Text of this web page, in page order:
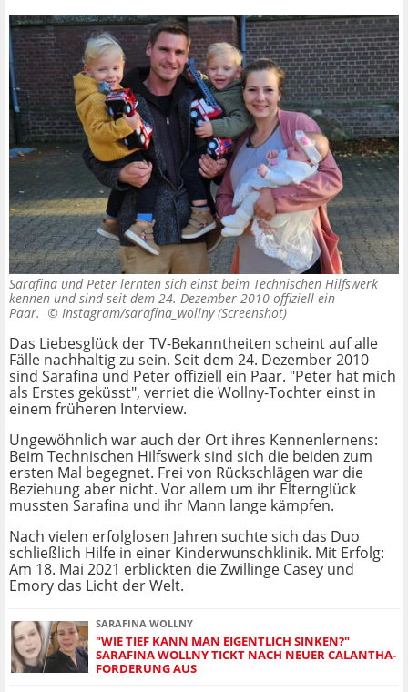
Sarafina und Peter lernten sich einst beim Technischen Hilfswerk
kennen und sind seit dem 24. Dezember 2010 offiziell ein
Paar. © Instagram/sarafina_wollny (Screenshot)
Das Liebesglück der TV-Bekanntheiten scheint auf alle
Fälle nachhaltig zu sein. Seit dem 24. Dezember 2010
sind Sarafina und Peter offiziell ein Paar. "Peter hat mich
als Erstes geküsst", verriet die Wollny-Tochter einst in
einem früheren Interview.
Ungewöhnlich war auch der Ort ihres Kennenlernens:
Beim Technischen Hilfswerk sind sich die beiden zum
ersten Mal begegnet. Frei von Rückschlägen war die
Beziehung aber nicht. Vor allem um ihr Elternglück
mussten Sarafina und ihr Mann lange kämpfen.
Nach vielen erfolglosen Jahren suchte sich das Duo
schließlich Hilfe in einer Kinderwunschklinik. Mit Erfolg:
Am 18. Mai 2021 erblickten die Zwillinge Casey und
Emory das Licht der Welt.
SARAFINA WOLLNY
"WIE TIEF KANN MAN EIGENTLICH SINKEN?"
SARAFINA WOLLNY TICKT NACH NEUER CALANTHA-
FORDERUNG AUS